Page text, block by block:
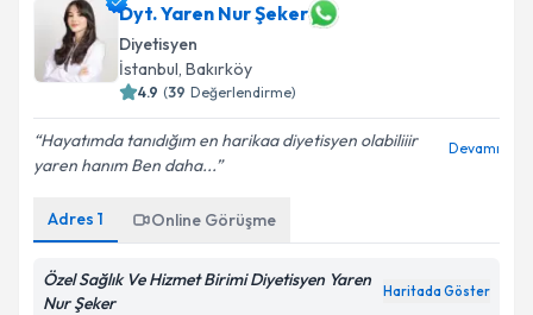
E-posta Adresiniz
Kişisel verilerimin işlenmesine ilişkinAydınlatma
Metni'ni okudum ve kişisel verilerimin belirtilen
Dyt. Yaren Nur Şeker
Diyetisyen
İstanbul, Bakırköy
4.9 (39 Değerlendirme)
Hayatımda tanıdığım en harikaa diyetisyen olabiliiir
yaren hanım Ben daha...
Devamı
Adres 1 Online Görüşme
Özel Sağlık Ve Hizmet Birimi Diyetisyen Yaren
Nur Şeker
Haritada Göster